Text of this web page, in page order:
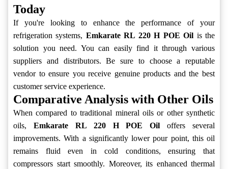
Today
If you're looking to enhance the performance of your
refrigeration systems, Emkarate RL 220 H POE Oil is the
solution you need. You can easily find it through various
suppliers and distributors. Be sure to choose a reputable
vendor to ensure you receive genuine products and the best
customer service experience.
Comparative Analysis with Other Oils
When compared to traditional mineral oils or other synthetic
oils, Emkarate RL 220 H POE Oil offers several
improvements. With a significantly lower pour point, this oil
remains fluid even in cold conditions, ensuring that
compressors start smoothly. Moreover, its enhanced thermal